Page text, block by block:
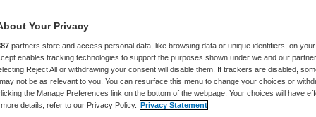
Petri Benschop 20 september 2018,05:00 219 keer
in de langdurige zorg maken steeds meer
Your Privacy
partners store and access personal data, like browsing data or unique identifiers, on your
enables tracking technologies to support the purposes shown under we and our
Reject All or withdrawing your consent will disable them. If trackers are disabled,
not be as relevant to you. You can resurface this menu to change your choices or
the Manage Preferences link on the bottom of the webpage. Your choices will have
details, refer to our Privacy Policy. Privacy Statement